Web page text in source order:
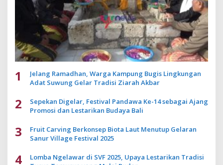
1
Jelang Ramadhan, Warga Kampung Bugis Lingkungan
Adat Suwung Gelar Tradisi Ziarah Akbar
2
Sepekan Digelar, Festival Pandawa Ke-14 sebagai Ajang
Promosi dan Lestarikan Budaya Bali
3
Fruit Carving Berkonsep Biota Laut Menutup Gelaran
Sanur Village Festival 2025
4
Lomba Ngelawar di SVF 2025, Upaya Lestarikan Tradisi